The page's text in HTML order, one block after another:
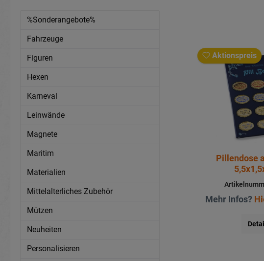
%Sonderangebote%
Fahrzeuge
Figuren
Hexen
Karneval
Leinwände
Magnete
Maritim
Materialien
Mittelalterliches Zubehör
Mützen
Neuheiten
Personalisieren
Aktionspreis
Pillendose
Mehr Infos?